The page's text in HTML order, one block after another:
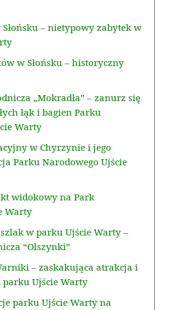
Słońsku – nietypowy zabytek w
w Słońsku – historyczny
„Mokradła” – zanurz się
łąk i bagien Parku
Warty
w Chyrzynie i jego
Parku Narodowego Ujście
widokowy na Park
Warty
w parku Ujście Warty –
“Olszynki”
– zaskakująca atrakcja i
Ujście Warty
parku Ujście Warty na